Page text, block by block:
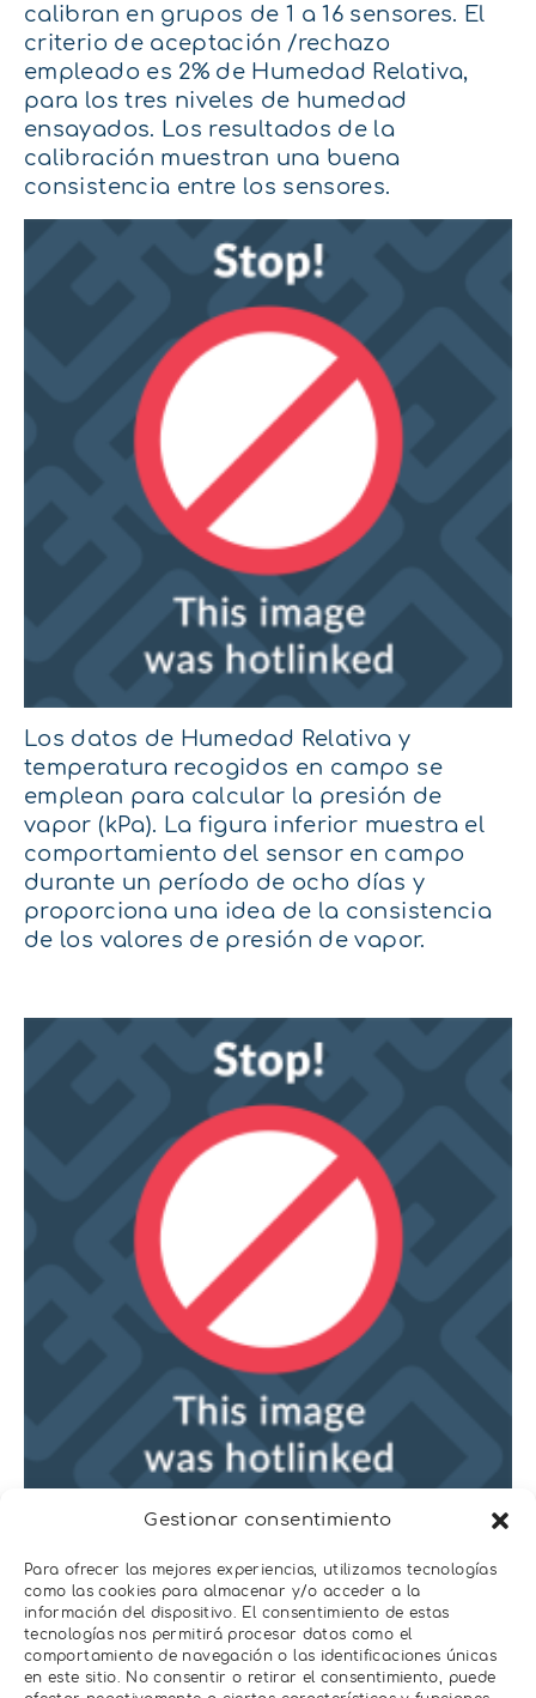
Gestionar consentimiento
Para ofrecer las mejores experiencias, utilizamos tecnologías
como las cookies para almacenar y/o acceder a la
información del dispositivo. El consentimiento de estas
tecnologías nos permitirá procesar datos como el
comportamiento de navegación o las identificaciones únicas
en este sitio. No consentir o retirar el consentimiento, puede
calibran en grupos de 1 a 16 sensores. El
criterio de aceptación /rechazo
empleado es 2% de Humedad Relativa,
para los tres niveles de humedad
ensayados. Los resultados de la
calibración muestran una buena
consistencia entre los sensores.
Los datos de Humedad Relativa y
temperatura recogidos en campo se
emplean para calcular la presión de
vapor (kPa). La figura inferior muestra el
comportamiento del sensor en campo
durante un período de ocho días y
proporciona una idea de la consistencia
de los valores de presión de vapor.
estos ensayos en estos enlaces deMETER
Group PullmanyMETER Group Alemania
ATMOS 41: asequible, precisa y